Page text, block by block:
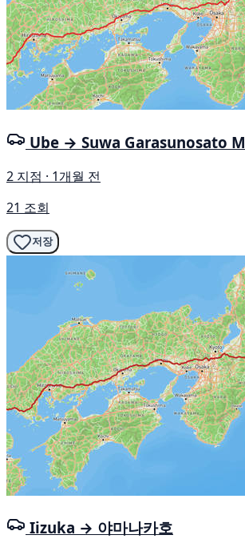
Ube → Suwa Garasunosato
2 지점 · 1개월 전
21 조회
저장
Iizuka → 야마나카호